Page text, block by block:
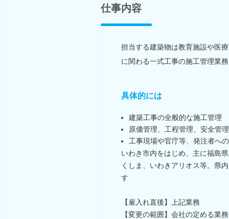
仕事内容
担当する建築物は教育施設や医
に関わる一式工事の施工管理業
具体的には
建築工事の全般的な施工管理
原価管理、工程管理、安全管
工事現場や官庁等、発注者へ
いわき市内をはじめ、主に福島
くしま、いわきアリオス等。県
す
【雇入れ直後】上記業務
【変更の範囲】会社の定める業